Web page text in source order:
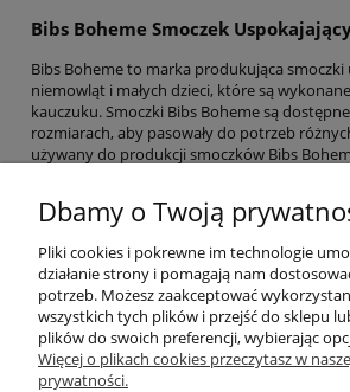
Bibs Boheme Smoczek
Bibs Boheme to marka produkująca smoczki
niemowląt i małych dzieci, które są
kauczuku. Smoczki Bibs Boheme są
rozmiarach, aby pasowały do potrzeb
używany do produkcji smoczków Bibs
Kauczuk ten jest bezpieczny dla niemowląt i
szkodliwych substancji chemicznych, takich
skandynawskim stylem. Mają klasyczny,
modny i pasuje do większości stylów
Smoczki Bibs Boheme są również
funkcjonalności - mają ergonomiczny
do kształtu ust dziecka i zapewnia
Dbamy o Twoją
Pliki cookies i pokrewne im technologie
działanie strony i pomagają nam
potrzeb. Możesz zaakceptować
wszystkich tych plików i przejść do sklepu
plików do swoich preferencji, wybierając
Więcej o plikach cookies przeczytasz w
prywatności.